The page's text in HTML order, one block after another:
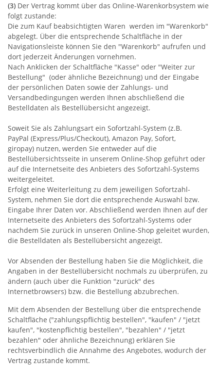
(3) Der Vertrag kommt über das Online-Warenkorbsystem wie
folgt zustande:
Die zum Kauf beabsichtigten Waren werden im "Warenkorb"
abgelegt. Über die entsprechende Schaltfläche in der
Navigationsleiste können Sie den "Warenkorb" aufrufen und
dort jederzeit Änderungen vornehmen.
Nach Anklicken der Schaltfläche "Kasse" oder "Weiter zur
Bestellung" (oder ähnliche Bezeichnung) und der Eingabe
der persönlichen Daten sowie der Zahlungs- und
Versandbedingungen werden Ihnen abschließend die
Bestelldaten als Bestellübersicht angezeigt.
Soweit Sie als Zahlungsart ein Sofortzahl-System (z.B.
PayPal (Express/Plus/Checkout), Amazon Pay, Sofort,
giropay) nutzen, werden Sie entweder auf die
Bestellübersichtsseite in unserem Online-Shop geführt oder
auf die Internetseite des Anbieters des Sofortzahl-Systems
weitergeleitet.
Erfolgt eine Weiterleitung zu dem jeweiligen Sofortzahl-
System, nehmen Sie dort die entsprechende Auswahl bzw.
Eingabe Ihrer Daten vor. Abschließend werden Ihnen auf der
Internetseite des Anbieters des Sofortzahl-Systems oder
nachdem Sie zurück in unseren Online-Shop geleitet wurden,
die Bestelldaten als Bestellübersicht angezeigt.
Vor Absenden der Bestellung haben Sie die Möglichkeit, die
Angaben in der Bestellübersicht nochmals zu überprüfen, zu
ändern (auch über die Funktion "zurück" des
Internetbrowsers) bzw. die Bestellung abzubrechen.
Mit dem Absenden der Bestellung über die entsprechende
Schaltfläche ("zahlungspflichtig bestellen", "kaufen" / "jetzt
kaufen", "kostenpflichtig bestellen", "bezahlen" / "jetzt
bezahlen" oder ähnliche Bezeichnung) erklären Sie
rechtsverbindlich die Annahme des Angebotes, wodurch der
Vertrag zustande kommt.